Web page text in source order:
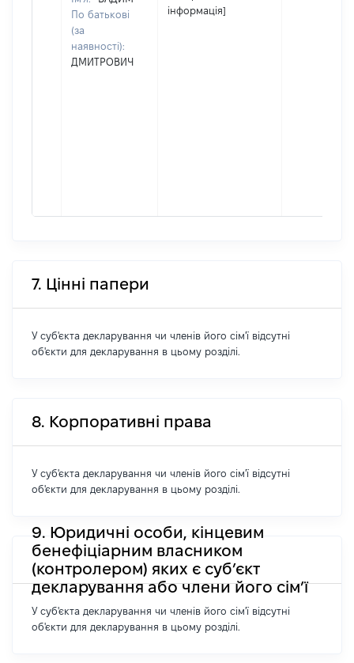
По батькові
(за
наявності):
ДМИТРОВИЧ
інформація]
7. Цінні папери
У суб'єкта декларування чи членів його сім'ї відсутні
об'єкти для декларування в цьому розділі.
8. Корпоративні права
У суб'єкта декларування чи членів його сім'ї відсутні
об'єкти для декларування в цьому розділі.
9. Юридичні особи, кінцевим
бенефіціарним власником
(контролером) яких є суб’єкт
декларування або члени його сім’ї
У суб'єкта декларування чи членів його сім'ї відсутні
об'єкти для декларування в цьому розділі.